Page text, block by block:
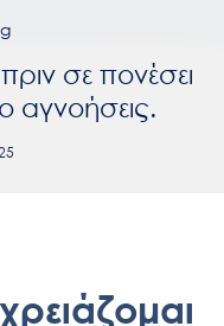
σε πονέσει
αγνοήσεις.